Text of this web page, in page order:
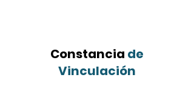
Constancia de
Vinculación